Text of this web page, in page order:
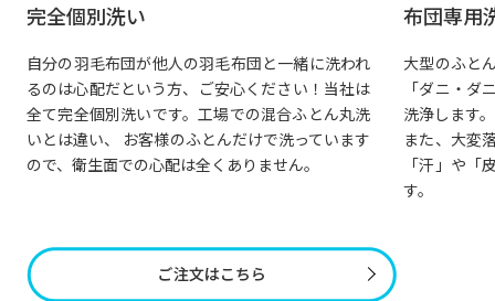
毛布団と一緒に洗われ
安心ください！当社は
場での混合ふとん丸洗
んだけで洗っています
くありません。
布団専用洗い機で温水洗い
大型のふとん専用洗濯機で、ふとんの中
「ダニ・ダニの死骸・ダニのふん」まで
洗浄します。
また、大変落ちにくいとされる凝固して
「汗」や「皮脂」を温水で溶解させて洗